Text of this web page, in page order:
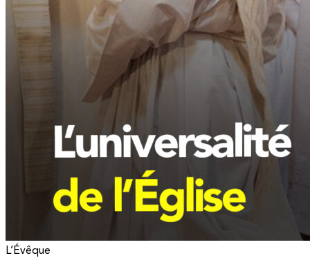
L’Évêque